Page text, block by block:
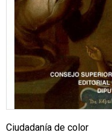
Ciudadanía de color